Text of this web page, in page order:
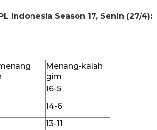
Indonesia Season 17, Senin (27/4):
Menang-kalah
gim
16-5
14-6
13-11